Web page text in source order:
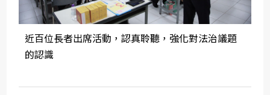
近百位長者出席活動，認真聆聽，強化對法治議題
的認識